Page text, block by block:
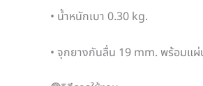
• น้ำหนักเบา 0.30 kg.
• จุกยางกันลื่น 19 mm. พร้อมแผ่